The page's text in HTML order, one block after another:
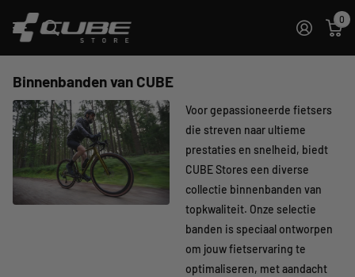
0
Binnenbanden van CUBE
Voor gepassioneerde fietsers
die streven naar ultieme
prestaties en snelheid, biedt
CUBE Stores een diverse
collectie binnenbanden van
topkwaliteit. Onze selectie
banden is speciaal ontworpen
om jouw fietservaring te
optimaliseren, met aandacht